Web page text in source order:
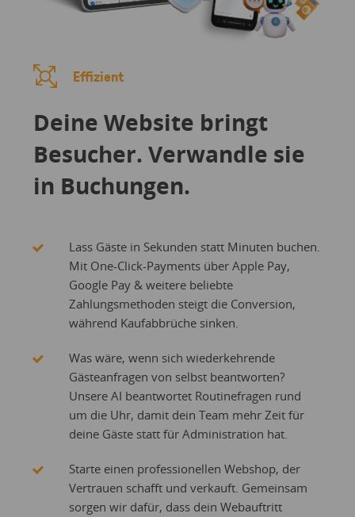
Effizient
Deine Website bringt
Besucher. Verwandle sie
in Buchungen.
Lass Gäste in Sekunden statt Minuten buchen.
Mit One-Click-Payments über Apple Pay,
Google Pay & weitere beliebte
Zahlungsmethoden steigt die Conversion,
während Kaufabbrüche sinken.
Was wäre, wenn sich wiederkehrende
Gästeanfragen von selbst beantworten?
Unsere AI beantwortet Routinefragen rund
um die Uhr, damit dein Team mehr Zeit für
deine Gäste statt für Administration hat.
Starte einen professionellen Webshop, der
Vertrauen schafft und verkauft. Gemeinsam
sorgen wir dafür, dass dein Webauftritt